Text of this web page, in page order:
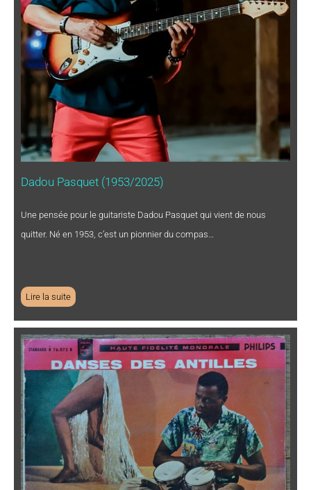
Dadou Pasquet (1953/2025)
Une pensée pour le guitariste Dadou Pasquet qui vient de nous
quitter. Né en 1953, c’est un pionnier du compas…
Lire la suite